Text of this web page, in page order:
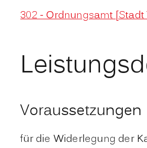
302 - Ordnungsamt
Voraussetzungen
für die Widerlegung der